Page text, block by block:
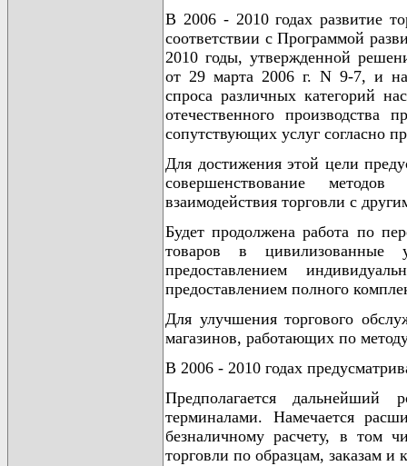
В 2006 - 2010 годах развитие
соответствии с Программой
2010 годы, утвержденной
от 29 марта 2006 г. N 9-7, и
спроса различных категорий
отечественного
сопутствующих услуг согласно
Для достижения этой цели
совершенствование
взаимодействия торговли с
Будет продолжена работа по
товаров в
предоставлением
предоставлением полного
Для улучшения торгового
магазинов, работающих по
В 2006 - 2010 годах
Предполагается дальнейший
терминалами. Намечается
безналичному расчету, в том
торговли по образцам, заказам и